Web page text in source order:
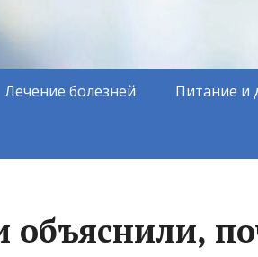
Лечение болезней Питание и
объяснили,